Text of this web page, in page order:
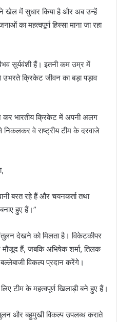
खेल में सुधार किया है और अब उन्हें
का महत्वपूर्ण हिस्सा माना जा रहा
सूर्यवंशी हैं। इतनी कम उम्र में
क्रिकेट जीवन का बड़ा पड़ाव
कर भारतीय क्रिकेट में अपनी अलग
वे राष्ट्रीय टीम के दरवाजे
बरत रहे हैं और चयनकर्ता तथा
हुए हैं।”
देखने को मिलता है। विकेटकीपर
हैं, जबकि अभिषेक शर्मा, तिलक
विकल्प प्रदान करेंगे।
टीम के महत्वपूर्ण खिलाड़ी बने हुए हैं।
और बहुमुखी विकल्प उपलब्ध कराते